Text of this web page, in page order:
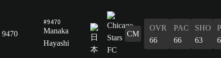
9470
#9470
Manaka
Hayashi
CM
OVR
66
PAC
66
SHO
63